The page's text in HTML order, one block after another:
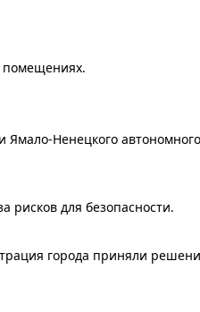
помещениях.
Ненецкого
для безопасности.
города приняли